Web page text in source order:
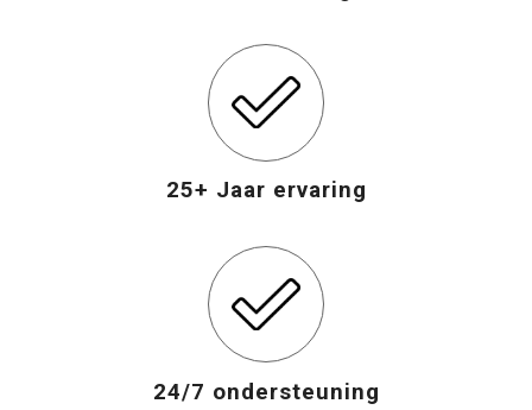
25+ Jaar ervaring
24/7 ondersteuning